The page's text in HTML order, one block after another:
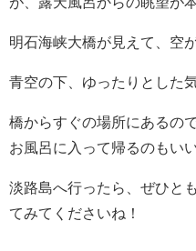
明石海峡大橋が見えて、空
青空の下、ゆったりとした
橋からすぐの場所にあるの
お風呂に入って帰るのもい
淡路島へ行ったら、ぜひとも
てみてくださいね！